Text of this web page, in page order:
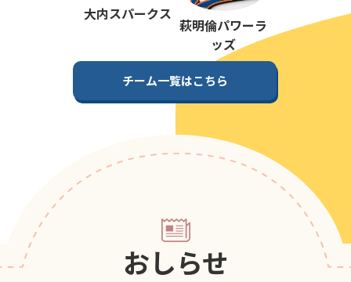
第5回 ポップアスリートカップ
ポップアスリートカップ
ポップアスリートカップ
ポップアスリートカップ
大内スパークス
萩明倫パワーラ
ッズ
チーム一覧はこちら
おしらせ